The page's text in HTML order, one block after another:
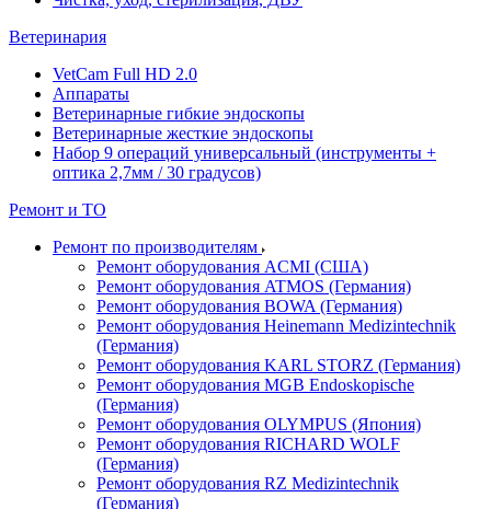
Ветеринария
VetCam Full HD 2.0
Аппараты
Ветеринарные гибкие эндоскопы
Ветеринарные жесткие эндоскопы
Набор 9 операций универсальный (инструменты +
оптика 2,7мм / 30 градусов)
Ремонт и ТО
Ремонт по производителям
Ремонт оборудования ACMI (США)
Ремонт оборудования ATMOS (Германия)
Ремонт оборудования BOWA (Германия)
Ремонт оборудования Heinemann Medizintechnik
(Германия)
Ремонт оборудования KARL STORZ (Германия)
Ремонт оборудования MGB Endoskopische
(Германия)
Ремонт оборудования OLYMPUS (Япония)
Ремонт оборудования RICHARD WOLF
(Германия)
Ремонт оборудования RZ Medizintechnik
(Германия)